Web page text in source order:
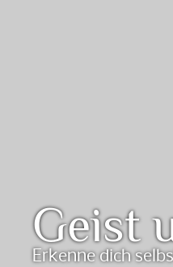
Geist
Erkenne dich